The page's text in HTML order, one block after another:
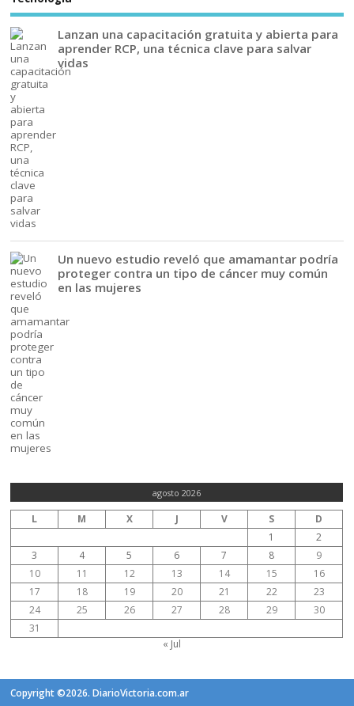
Lanzan una capacitación gratuita y abierta para
aprender RCP, una técnica clave para salvar
vidas
Un nuevo estudio reveló que amamantar podría
proteger contra un tipo de cáncer muy común
en las mujeres
agosto 2026
L M X J V S
D
1
2
3
4 5 6 7 8
9
10
11 12 13 14 15
16
17
18 19 20 21 22
23
24
25 26 27 28 29
30
31
« Jul
Copyright ©2026. DiarioVictoria.com.ar